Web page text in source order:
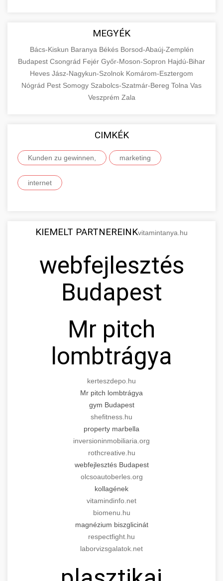
MEGYÉK
Bács-Kiskun Baranya Békés Borsod-Abaúj-Zemplén
Budapest Csongrád Fejér Győr-Moson-Sopron Hajdú-Bihar
Heves Jász-Nagykun-Szolnok Komárom-Esztergom
Nógrád Pest Somogy Szabolcs-Szatmár-Bereg Tolna Vas
Veszprém Zala
CIMKÉK
Kunden zu gewinnen, marketing
internet
KIEMELT PARTNEREINKvitamintanya.hu
webfejlesztés
Budapest
Mr pitch
lombtrágya
kerteszdepo.hu
Mr pitch lombtrágya
gym Budapest
shefitness.hu
property marbella
inversioninmobiliaria.org
rothcreative.hu
webfejlesztés Budapest
olcsoautoberles.org
kollagének
vitamindinfo.net
biomenu.hu
magnézium biszglicinát
respectfight.hu
laborvizsgalatok.net